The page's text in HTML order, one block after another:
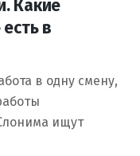
Какие
в
в одну смену,
ищут